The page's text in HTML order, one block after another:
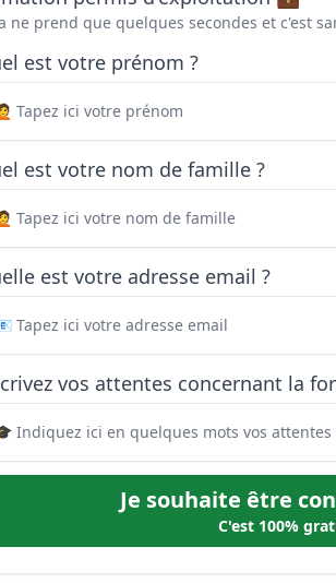
ne prend que quelques secondes et c'est
est votre prénom ?
est votre nom de famille ?
est votre adresse email ?
vos attentes concernant la
Je souhaite être
C'est 100%